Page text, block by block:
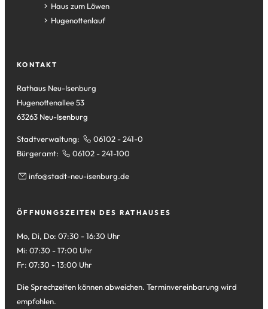
neuen
Tab)
einem
neuen
in
einem
Haus zum Löwen
(Öffnet
in
Tab)
Hugenottenlauf
(Öffnet
neuen
KONTAKT
Rathaus Neu-Isenburg
Hugenottenallee 53
63263 Neu-Isenburg
Stadtverwaltung:
06102 - 241-0
Bürgeramt:
06102 - 241-100
info stadt-neu-isenburg de
ÖFFNUNGSZEITEN DES RATHAUSES
Mo, Di, Do: 07:30 - 16:30 Uhr
Mi: 07:30 - 17:00 Uhr
Fr: 07:30 - 13:00 Uhr
Die Sprechzeiten können abweichen. Terminvereinbarung wird
empfohlen.